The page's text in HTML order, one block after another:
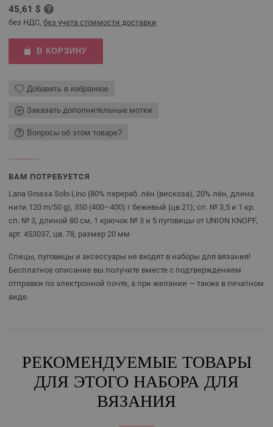
45,61 $
без НДС, без учета стоимости доставки
В КОРЗИНУ
Добавить в избранное
Заказать дополнительные мотки
Вопросы об этом товаре?
ВАМ ПОТРЕБУЕТСЯ
Lana Grossa Solo Lino (80% перераб. лён (вискоза), 20% лён, длина
нити 120 m/50 g), 350 (400–400) г бежевый (цв 21); сп. № 3,5 и 1 кр.
сп. № 3, длиной 80 см, 1 крючок № 3 и 5 пуговицы от UNION KNOPF,
арт. 453037, цв. 78, размер 20 мм
Спицы, пуговицы и аксессуары не входят в наборы для вязания!
Бесплатное описание вы получите вместе с подтверждением
отправки по электронной почте, а при желании — также в печатном
виде.
РЕКОМЕНДУЕМЫЕ ТОВАРЫ
ДЛЯ ЭТОГО НАБОРА ДЛЯ
ВЯЗАНИЯ